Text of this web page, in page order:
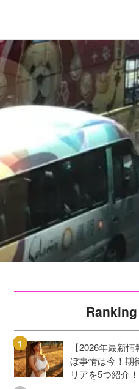
Ranking
【2026年最新
ぼ事情は今！期
リアを5つ紹介！